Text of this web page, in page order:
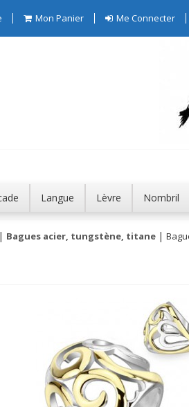
Mon Panier Me Connecter
Langue Lèvre Nombril
Bagues acier, tungstène, titane